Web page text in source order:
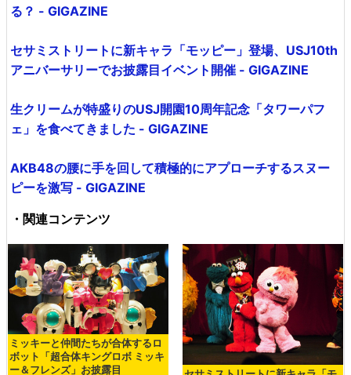
る？ - GIGAZINE
セサミストリートに新キャラ「モッピー」登場、USJ10th
アニバーサリーでお披露目イベント開催 - GIGAZINE
生クリームが特盛りのUSJ開園10周年記念「タワーパフ
ェ」を食べてきました - GIGAZINE
AKB48の腰に手を回して積極的にアプローチするスヌー
ピーを激写 - GIGAZINE
・関連コンテンツ
ミッキーと仲間たちが合体するロ
ボット「超合体キングロボ ミッキ
ー＆フレンズ」お披露目